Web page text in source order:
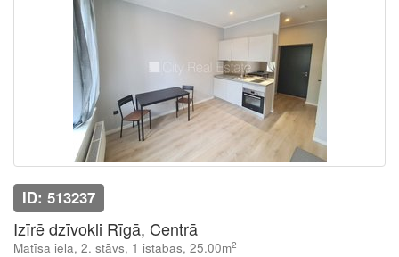
ID: 513237
Izīrē dzīvokli Rīgā, Centrā
Matīsa iela, 2. stāvs, 1 istabas, 25.00m2